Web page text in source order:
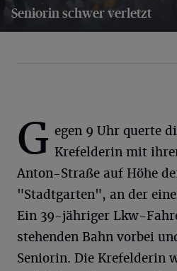
Seniorin schwer verletzt
G egen 9 Uhr querte
Krefelderin mit
Anton-Straße auf Höhe
"Stadtgarten", an der
Ein 39-jähriger Lkw-
stehenden Bahn vorbei
Seniorin. Die Krefelderin